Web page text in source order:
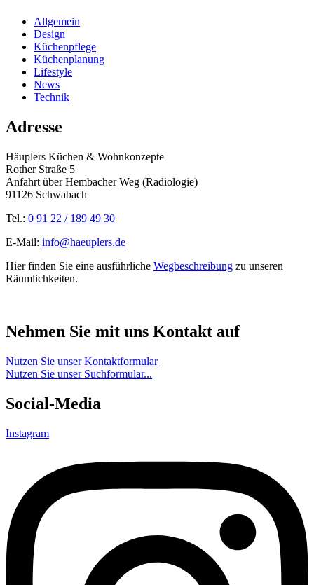
Allgemein
Design
Küchenpflege
Küchenplanung
Lifestyle
News
Technik
Adresse
Häuplers Küchen & Wohnkonzepte
Rother Straße 5
Anfahrt über Hembacher Weg (Radiologie)
91126 Schwabach
Tel.: 0 91 22 / 189 49 30
E-Mail: info@haeuplers.de
Hier finden Sie eine ausführliche Wegbeschreibung zu unseren
Räumlichkeiten.
Nehmen Sie mit uns Kontakt auf
Nutzen Sie unser Kontaktformular
Nutzen Sie unser Suchformular...
Social-Media
Instagram